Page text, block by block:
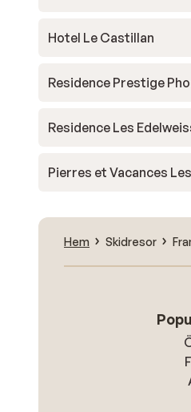
Hotel Le Castillan
Residence Prestige
Residence Les
Pierres et Vacances
Hem Skidresor